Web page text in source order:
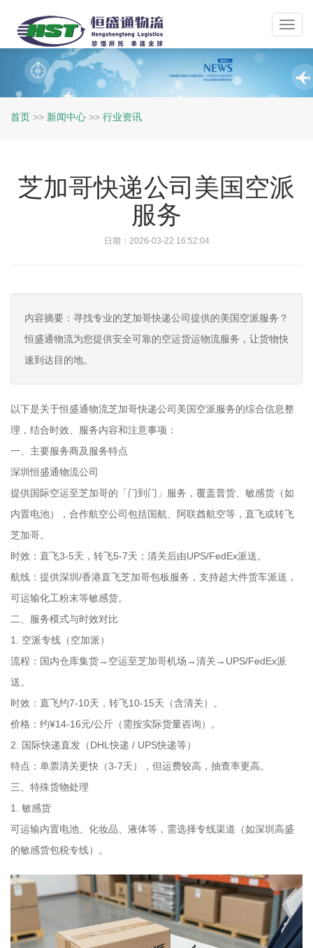
首页 >> 新闻中心 >> 行业资讯
芝加哥快递公司美国空派
服务
日期：2026-03-22 16:52:04
内容摘要：寻找专业的芝加哥快递公司提供的美国空派服务？
恒盛通物流为您提供安全可靠的空运货运物流服务，让货物快
速到达目的地。
以下是关于恒盛通物流芝加哥快递公司美国空派服务的综合信息整
理，结合时效、服务内容和注意事项：
一、主要服务商及服务特点
深圳恒盛通物流公司
提供国际空运至芝加哥的「门到门」服务，覆盖普货、敏感货（如
内置电池），合作航空公司包括国航、阿联酋航空等，直飞或转飞
芝加哥。
时效：直飞3-5天，转飞5-7天；清关后由UPS/FedEx派送。
航线：提供深圳/香港直飞芝加哥包板服务，支持超大件货车派送，
可运输化工粉末等敏感货。
二、服务模式与时效对比
1. 空派专线（空加派）
流程：国内仓库集货→空运至芝加哥机场→清关→UPS/FedEx派
送。
时效：直飞约7-10天，转飞10-15天（含清关）。
价格：约¥14-16元/公斤（需按实际货量咨询）。
2. 国际快递直发（DHL快递 / UPS快递等）
特点：单票清关更快（3-7天），但运费较高，抽查率更高。
三、特殊货物处理
1. 敏感货
可运输内置电池、化妆品、液体等，需选择专线渠道（如深圳高盛
的敏感货包税专线）。